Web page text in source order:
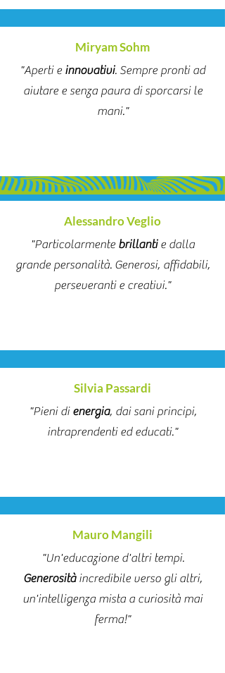
Miryam Sohm
"Aperti e innovativi. Sempre pronti ad
aiutare e senza paura di sporcarsi le
mani."
Alessandro Veglio
"Particolarmente brillanti e dalla
grande personalità. Generosi, affidabili,
perseveranti e creativi."
Silvia Passardi
"Pieni di energia, dai sani principi,
intraprendenti ed educati."
Mauro Mangili
"Un'educazione d'altri tempi.
Generositàincredibile verso gli altri,
un'intelligenza mista a curiosità mai
ferma!"